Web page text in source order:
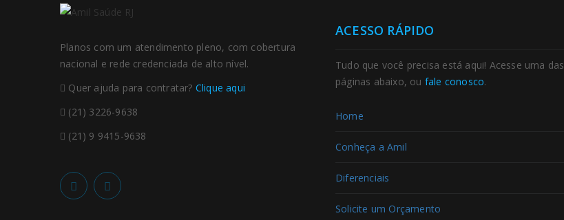
Planos com um atendimento pleno, com cobertura
nacional e rede credenciada de alto nível.
Quer ajuda para contratar? Clique aqui
(21) 3226-9638
(21) 9 9415-9638
ACESSO RÁPIDO
Tudo que você precisa está aqui! Acesse uma das
páginas abaixo, ou fale conosco.
Home
Conheça a Amil
Diferenciais
Solicite um Orçamento